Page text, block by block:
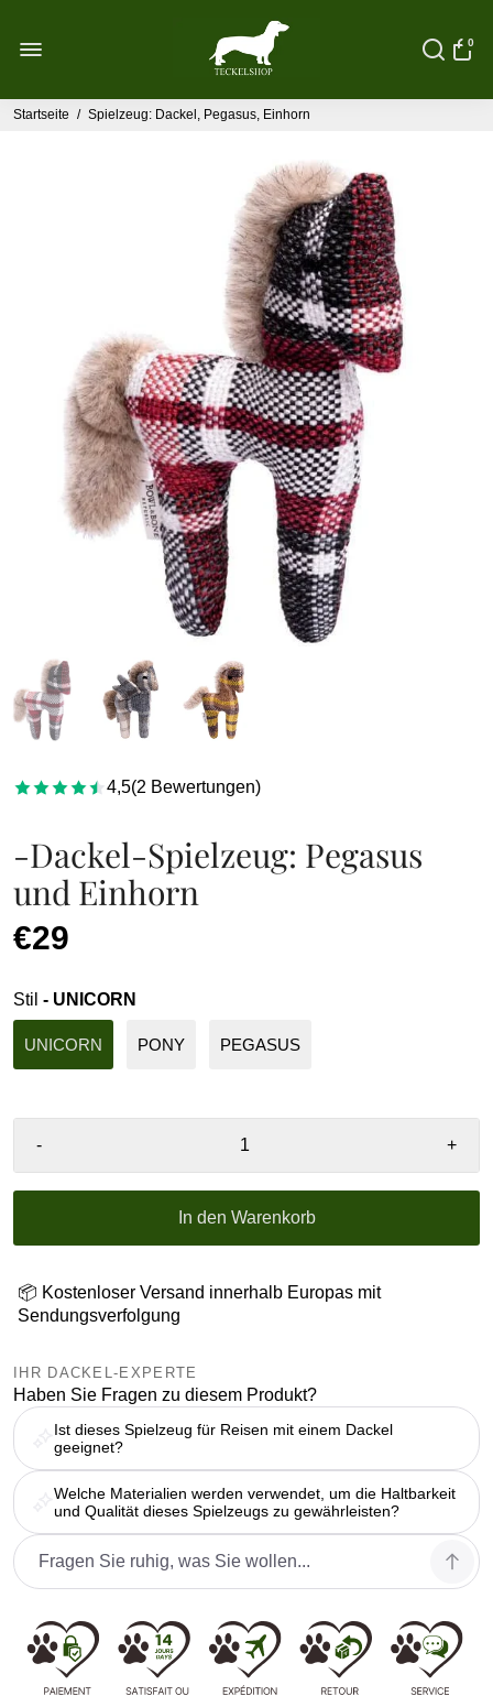
0
Startseite / Spielzeug: Dackel, Pegasus, Einhorn
4,5(2 Bewertungen)
-Dackel-Spielzeug: Pegasus
und Einhorn
€29
Stil - UNICORN
UNICORN PONY PEGASUS
- +
In den Warenkorb
📦 Kostenloser Versand innerhalb Europas mit
Sendungsverfolgung
IHR DACKEL-EXPERTE
Haben Sie Fragen zu diesem Produkt?
Ist dieses Spielzeug für Reisen mit einem Dackel
geeignet?
Welche Materialien werden verwendet, um die Haltbarkeit
und Qualität dieses Spielzeugs zu gewährleisten?